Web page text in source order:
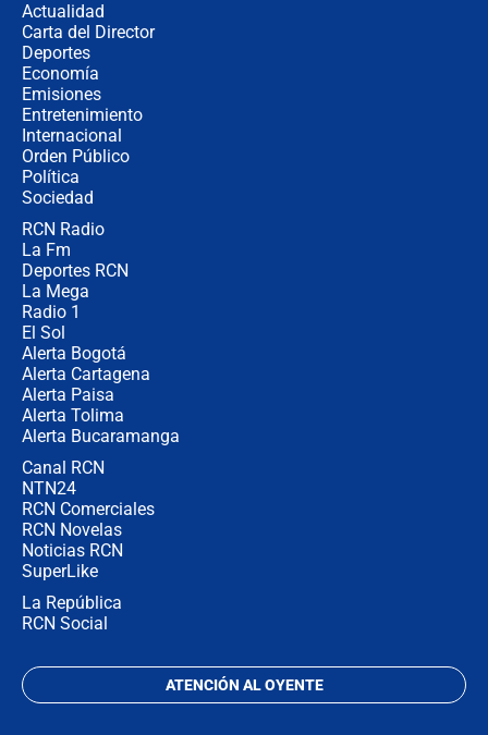
Actualidad
Carta del Director
Deportes
Economía
Emisiones
Entretenimiento
Internacional
Orden Público
Política
Sociedad
RCN Radio
La Fm
Deportes RCN
La Mega
Radio 1
El Sol
Alerta Bogotá
Alerta Cartagena
Alerta Paisa
Alerta Tolima
Alerta Bucaramanga
Canal RCN
NTN24
RCN Comerciales
RCN Novelas
Noticias RCN
SuperLike
La República
RCN Social
ATENCIÓN AL OYENTE